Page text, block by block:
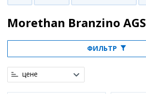
Morethan Branzino AGS
ФИЛЬТР
цене